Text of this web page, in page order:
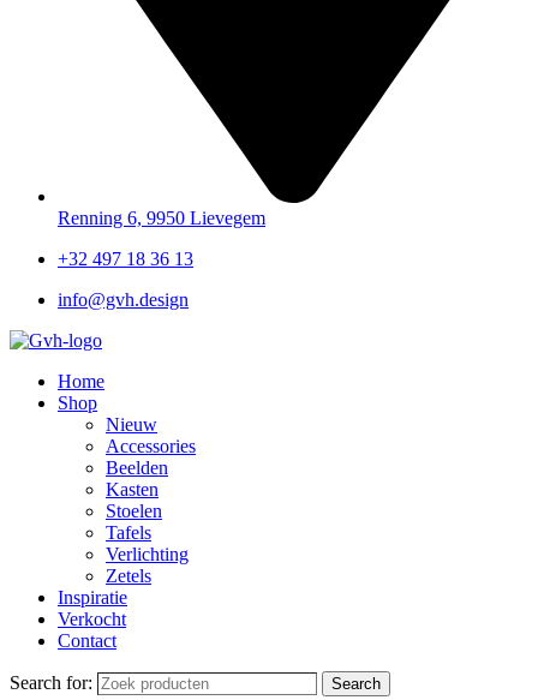
Renning 6, 9950 Lievegem
+32 497 18 36 13
info@gvh.design
Home
Shop
Nieuw
Accessories
Beelden
Kasten
Stoelen
Tafels
Verlichting
Zetels
Inspiratie
Verkocht
Contact
Search for: Search